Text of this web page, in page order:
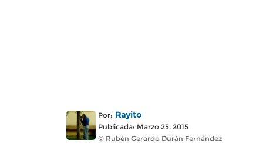
Por: Rayito
Publicada: Marzo 25, 2015
© Rubén Gerardo Durán Fernández